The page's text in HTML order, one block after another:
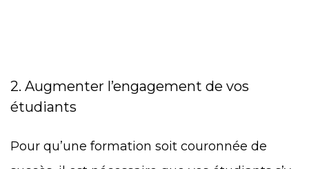
2. Augmenter l’engagement de vos
étudiants
Pour qu’une formation soit couronnée de